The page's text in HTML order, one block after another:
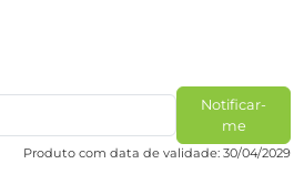
Notificar-
me
Produto com data de validade: 30/04/2029